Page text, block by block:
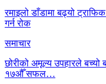
रमाइलो डाँडामा बढ्यो
गर्न रोक
समाचार
छोरीको अमूल्य उपहारले बच्यो
१७औँ सफल…